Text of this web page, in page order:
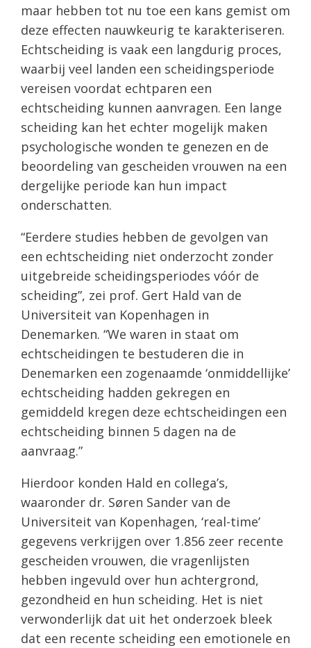
maar hebben tot nu toe een kans gemist om
deze effecten nauwkeurig te karakteriseren.
Echtscheiding is vaak een langdurig proces,
waarbij veel landen een scheidingsperiode
vereisen voordat echtparen een
echtscheiding kunnen aanvragen. Een lange
scheiding kan het echter mogelijk maken
psychologische wonden te genezen en de
beoordeling van gescheiden vrouwen na een
dergelijke periode kan hun impact
onderschatten.
“Eerdere studies hebben de gevolgen van
een echtscheiding niet onderzocht zonder
uitgebreide scheidingsperiodes vóór de
scheiding”, zei prof. Gert Hald van de
Universiteit van Kopenhagen in
Denemarken. “We waren in staat om
echtscheidingen te bestuderen die in
Denemarken een zogenaamde ‘onmiddellijke’
echtscheiding hadden gekregen en
gemiddeld kregen deze echtscheidingen een
echtscheiding binnen 5 dagen na de
aanvraag.”
Hierdoor konden Hald en collega’s,
waaronder dr. Søren Sander van de
Universiteit van Kopenhagen, ‘real-time’
gegevens verkrijgen over 1.856 zeer recente
gescheiden vrouwen, die vragenlijsten
hebben ingevuld over hun achtergrond,
gezondheid en hun scheiding. Het is niet
verwonderlijk dat uit het onderzoek bleek
dat een recente scheiding een emotionele en